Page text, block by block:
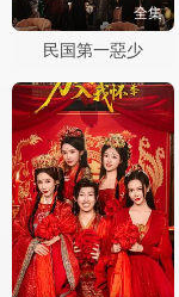
全集
民国第一惡少